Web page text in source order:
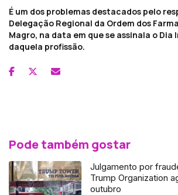
É um dos problemas destacados pelo
Delegação Regional da Ordem dos
Magro, na data em que se assinala o
daquela profissão.
Pode também gostar
Julgamento por
Trump Organization
outubro